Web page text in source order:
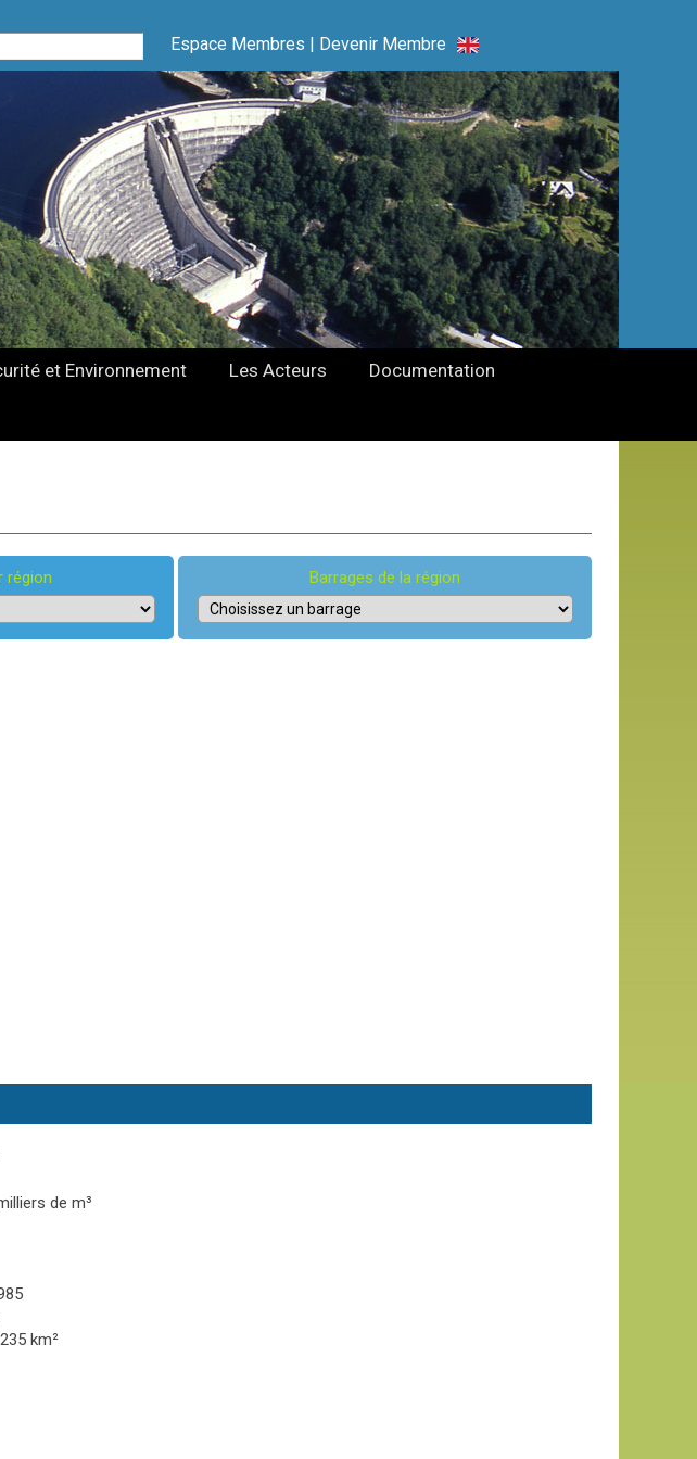
Espace Membres | Devenir Membre
et Environnement Les Acteurs
Documentation
région Barrages de la région
de m³
km²